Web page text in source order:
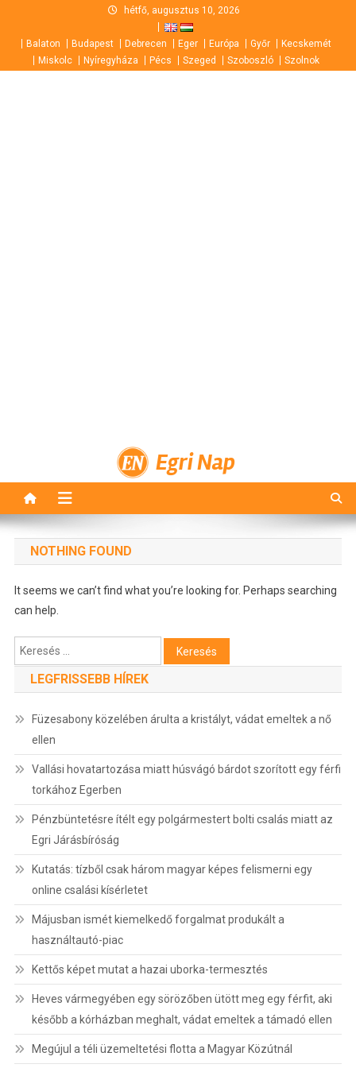
content
hétfő, augusztus 10, 2026
Balaton Budapest Debrecen Eger Európa Győr
Kecskemét
Miskolc
Nyíregyháza Pécs Szeged Szoboszló Szolnok
Egri Nap
NOTHING FOUND
It seems we can’t find what you’re looking for. Perhaps searching
can help.
Keresés:
LEGFRISSEBB HÍREK
Füzesabony közelében árulta a kristályt, vádat emeltek a nő
ellen
Vallási hovatartozása miatt húsvágó bárdot szorított egy férfi
torkához Egerben
Pénzbüntetésre ítélt egy polgármestert bolti csalás miatt az
Egri Járásbíróság
Kutatás: tízből csak három magyar képes felismerni egy
online csalási kísérletet
Májusban ismét kiemelkedő forgalmat produkált a
használtautó-piac
Kettős képet mutat a hazai uborka-termesztés
Heves vármegyében egy sörözőben ütött meg egy férfit, aki
később a kórházban meghalt, vádat emeltek a támadó ellen
Megújul a téli üzemeltetési flotta a Magyar Közútnál